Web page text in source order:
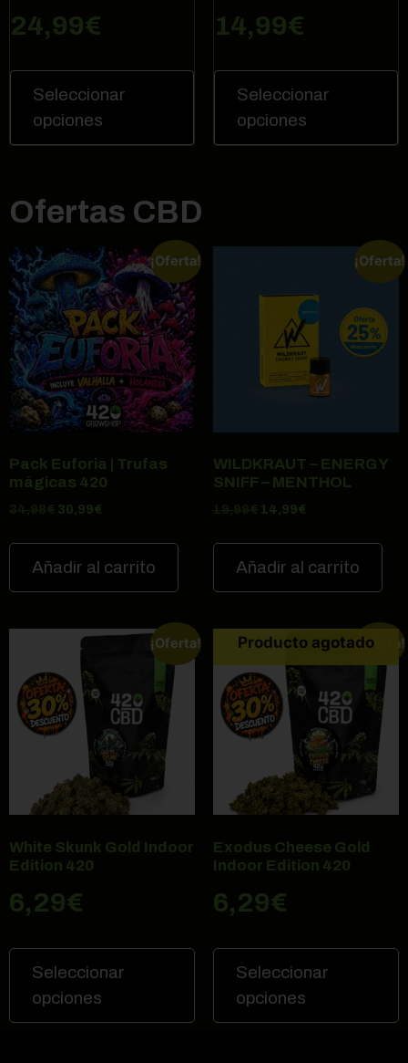
24,99€
Seleccionar
opciones
14,99€
Seleccionar
opciones
Ofertas CBD
¡Oferta!
Pack Euforia | Trufas
mágicas 420
30,99€
Añadir al carrito
¡Oferta!
WILDKRAUT – ENERGY
SNIFF – MENTHOL
14,99€
Añadir al carrito
¡Oferta!
White Skunk Gold Indoor
Edition 420
6,29€
Seleccionar
opciones
¡Oferta!
Exodus Cheese Gold
Indoor Edition 420
6,29€
Seleccionar
opciones
Producto agotado